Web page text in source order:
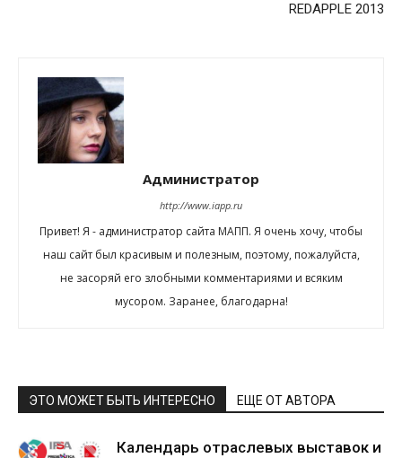
REDAPPLE 2013
Администратор
http://www.iapp.ru
Привет! Я - администратор сайта МАПП. Я очень хочу, чтобы
наш сайт был красивым и полезным, поэтому, пожалуйста,
не засоряй его злобными комментариями и всяким
мусором. Заранее, благодарна!
ЭТО МОЖЕТ БЫТЬ ИНТЕРЕСНО ЕЩЕ ОТ АВТОРА
Календарь отраслевых выставок и